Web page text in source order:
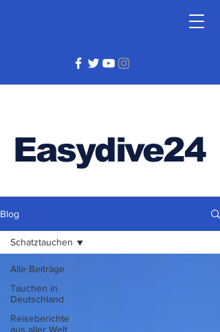
Easydive24
Blog
Alle Beiträge
Tauchen in
Deutschland
Reiseberichte
aus aller Welt
Schatztauchen